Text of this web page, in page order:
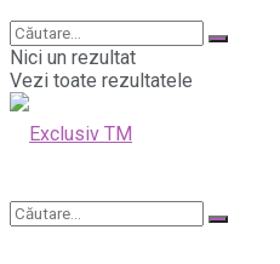
Nici un rezultat
Vezi toate rezultatele